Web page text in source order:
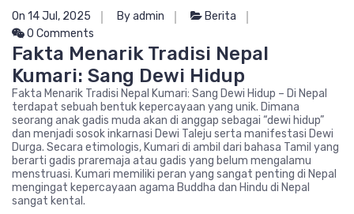
On 14 Jul, 2025 By admin
Berita
0 Comments
Fakta Menarik Tradisi Nepal
Kumari: Sang Dewi Hidup
Fakta Menarik Tradisi Nepal Kumari: Sang Dewi Hidup – Di Nepal
terdapat sebuah bentuk kepercayaan yang unik. Dimana
seorang anak gadis muda akan di anggap sebagai “dewi hidup”
dan menjadi sosok inkarnasi Dewi Taleju serta manifestasi Dewi
Durga. Secara etimologis, Kumari di ambil dari bahasa Tamil yang
berarti gadis praremaja atau gadis yang belum mengalamu
menstruasi. Kumari memiliki peran yang sangat penting di Nepal
mengingat kepercayaan agama Buddha dan Hindu di Nepal
sangat kental.